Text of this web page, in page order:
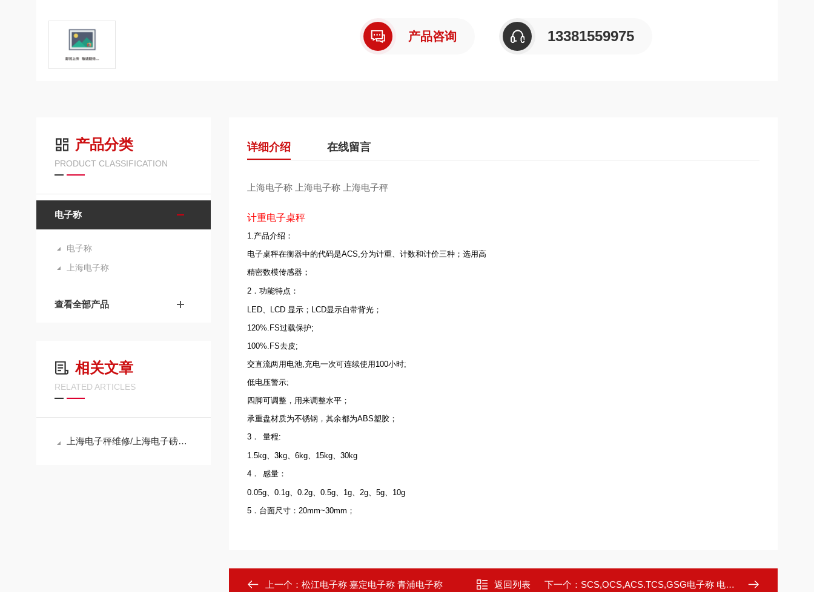
产品咨询 13381559975
产品分类
PRODUCT CLASSIFICATION
电子称
电子称
上海电子称
查看全部产品
相关文章
RELATED ARTICLES
上海电子秤维修/上海电子磅维修/上海电子称维修
详细介绍 在线留言
上海电子称 上海电子称 上海电子秤
计重电子桌秤
1.产品介绍：
电子桌秤在衡器中的代码是ACS,分为计重、计数和计价三种；选用高
精密数模传感器；
2．功能特点：
LED、LCD 显示；LCD显示自带背光；
120%.FS过载保护;
100%.FS去皮;
交直流两用电池,充电一次可连续使用100小时;
低电压警示;
四脚可调整，用来调整水平；
承重盘材质为不锈钢，其余都为ABS塑胶；
3．
量程:
1.5kg、3kg、6kg、15kg、30kg
4．
感量：
0.05g、0.1g、0.2g、0.5g、1g、2g、5g、10g
5．台面尺寸：20mm~30mm；
上一个： 松江电子称 嘉定电子称 青浦电子称 返回列表 下一个： SCS,OCS,ACS.TCS,GSG电子称 电子称价格 上海电子称